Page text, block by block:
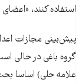
استفاده کنند،
پیش‌بینی مجازات
گروه باغی در حالی
علامه حلی) اساسا